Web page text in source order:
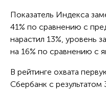
Показатель Индекса
41% по сравнению с
нарастил 13%, уровень
на 16% по сравнению с
В рейтинге охвата
Сбербанк с